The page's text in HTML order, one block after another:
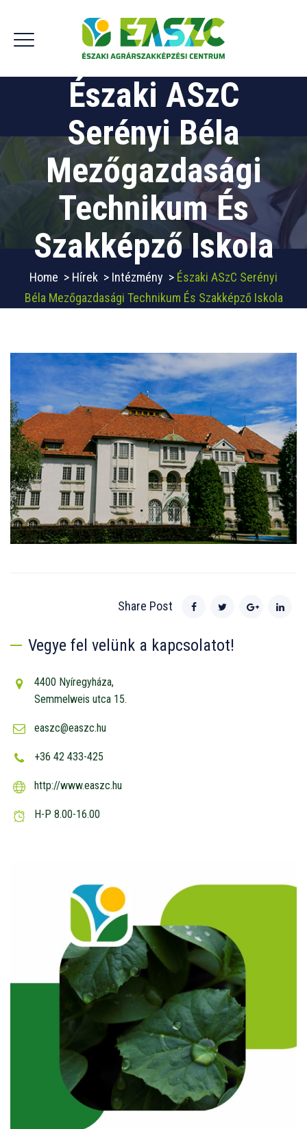
Északi ASzC
Serényi Béla
Mezőgazdasági
Technikum És
Szakképző Iskola
Home > Hírek > Intézmény > Északi ASzC Serényi
Béla Mezőgazdasági Technikum És Szakképző Iskola
Share Post
Vegye fel velünk a kapcsolatot!
4400 Nyíregyháza,
Semmelweis utca 15.
easzc@easzc.hu
+36 42 433-425
http://www.easzc.hu
H-P 8.00-16.00